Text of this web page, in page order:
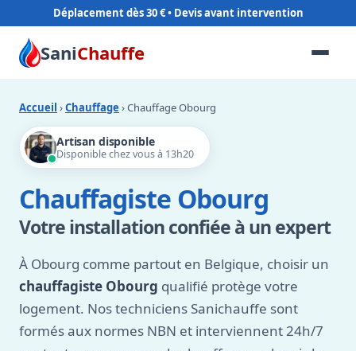
Déplacement dès 30 €
SaniChauffe
Accueil ›Chauffage › Chauffage Obourg
Artisan disponible
Disponible chez vous à 13h20
Chauffagiste Obourg
Votre installation confiée à un expert
À Obourg comme partout en Belgique, choisir un
chauffagiste Obourg qualifié protège votre
logement. Nos techniciens Sanichauffe sont
formés aux normes NBN et interviennent 24h/7